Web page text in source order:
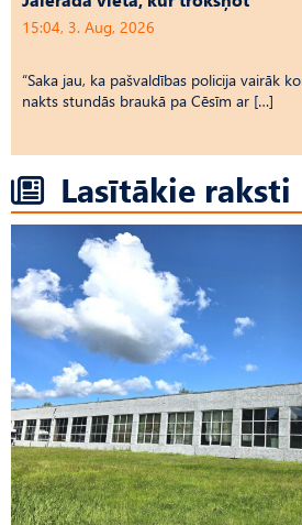
15:04, 3. Aug, 2026
“Saka jau, ka pašvaldības policija vairāk
nakts stundās braukā pa Cēsīm ar […]
Lasītākie raksti